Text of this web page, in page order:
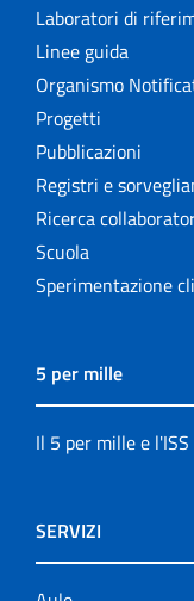
Laboratori di
Linee guida
Organismo
Progetti
Pubblicazioni
Registri e
Ricerca
Scuola
Sperimentazione
5 per mille
Il 5 per mille e l'ISS
SERVIZI